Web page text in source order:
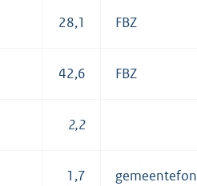
28,1 FBZ
42,6 FBZ
2,2
1,7